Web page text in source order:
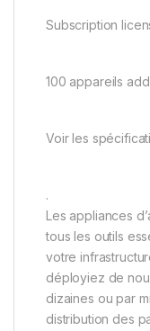
Subscription
100 appareils
Voir les
.
Les appliances
tous les outils
votre
déployiez de
dizaines ou par
distribution des